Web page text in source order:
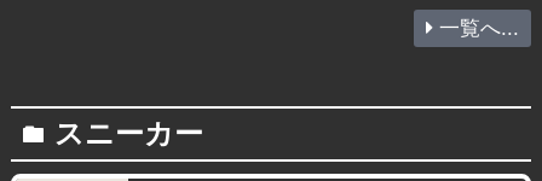
一覧へ...
folder スニーカー